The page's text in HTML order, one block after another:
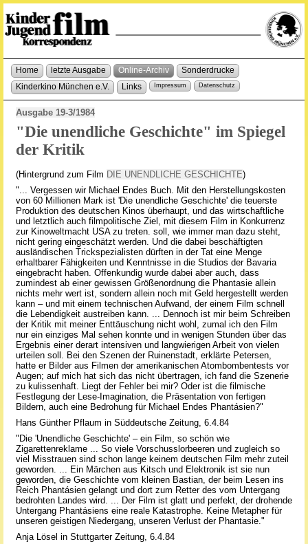
Home letzte Ausgabe Online-Archiv
Sonderdrucke
Kinderkino München e.V.
Links Impressum Datenschutz
Ausgabe 19-3/1984
"Die unendliche Geschichte" im Spiegel
der Kritik
(Hintergrund zum Film DIE UNENDLICHE GESCHICHTE)
"... Vergessen wir Michael Endes Buch. Mit den Herstellungskosten
von 60 Millionen Mark ist 'Die unendliche Geschichte' die teuerste
Produktion des deutschen Kinos überhaupt, und das wirtschaftliche
und letztlich auch filmpolitische Ziel, mit diesem Film in Konkurrenz
zur Kinoweltmacht USA zu treten. soll, wie immer man dazu steht,
nicht gering eingeschätzt werden. Und die dabei beschäftigten
ausländischen Trickspezialisten dürften in der Tat eine Menge
erhaltbarer Fähigkeiten und Kenntnisse in die Studios der Bavaria
eingebracht haben. Offenkundig wurde dabei aber auch, dass
zumindest ab einer gewissen Größenordnung die Phantasie allein
nichts mehr wert ist, sondern allein noch mit Geld hergestellt werden
kann – und mit einem technischen Aufwand, der einem Film schnell
die Lebendigkeit austreiben kann. ... Dennoch ist mir beim Schreiben
der Kritik mit meiner Enttäuschung nicht wohl, zumal ich den Film
nur ein einziges Mal sehen konnte und in wenigen Stunden über das
Ergebnis einer derart intensiven und langwierigen Arbeit von vielen
urteilen soll. Bei den Szenen der Ruinenstadt, erklärte Petersen,
hatte er Bilder aus Filmen der amerikanischen Atombombentests vor
Augen; auf mich hat sich das nicht übertragen, ich fand die Szenerie
zu kulissenhaft. Liegt der Fehler bei mir? Oder ist die filmische
Festlegung der Lese-Imagination, die Präsentation von fertigen
Bildern, auch eine Bedrohung für Michael Endes Phantásien?"
Hans Günther Pflaum in Süddeutsche Zeitung, 6.4.84
"Die 'Unendliche Geschichte' – ein Film, so schön wie
Zigarettenreklame ... So viele Vorschusslorbeeren und zugleich so
viel Misstrauen sind schon lange keinem deutschen Film mehr zuteil
geworden. ... Ein Märchen aus Kitsch und Elektronik ist sie nun
geworden, die Geschichte vom kleinen Bastian, der beim Lesen ins
Reich Phantásien gelangt und dort zum Retter des vom Untergang
bedrohten Landes wird. ... Der Film ist glatt und perfekt, der drohende
Untergang Phantásiens eine reale Katastrophe. Keine Metapher für
unseren geistigen Niedergang, unseren Verlust der Phantasie."
Anja Lösel in Stuttgarter Zeitung, 6.4.84